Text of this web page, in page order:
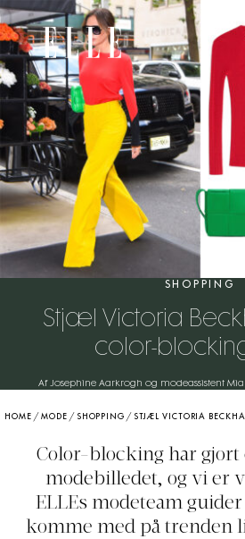
SHOPPING
Stjæl Victoria
color-
Af Josephine Aarkrogh og modeassistent
HOME /MODE / SHOPPING / STJÆL VICTORIA
Color-blocking har gjort
modebilledet, og vi er
ELLEs modeteam
komme med på trenden